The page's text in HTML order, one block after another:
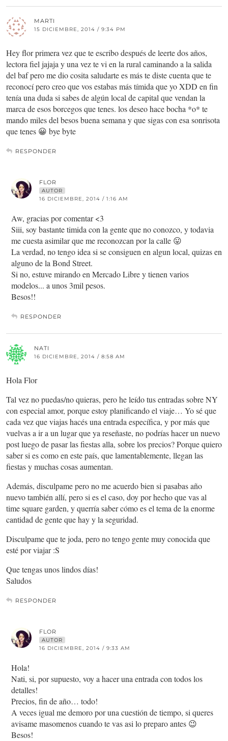
MARTI
15 DICIEMBRE, 2014 / 9:34 PM
Hey flor primera vez que te escribo después de leerte dos años,
lectora fiel jajaja y una vez te vi en la rural caminando a la salida
del baf pero me dio cosita saludarte es más te diste cuenta que te
reconocí pero creo que vos estabas más tímida que yo XDD en fin
tenía una duda si sabes de algún local de capital que vendan la
marca de esos borcegos que tenes. los deseo hace bocha *o* te
mando miles del besos buena semana y que sigas con esa sonrisota
que tenes 😀 bye byte
RESPONDER
FLOR
AUTOR
16 DICIEMBRE, 2014 / 1:16 AM
Aw, gracias por comentar <3
Siii, soy bastante timida con la gente que no conozco, y todavia
me cuesta asimilar que me reconozcan por la calle 😛
La verdad, no tengo idea si se consiguen en algun local, quizas en
alguno de la Bond Street.
Si no, estuve mirando en Mercado Libre y tienen varios
modelos... a unos 3mil pesos.
Besos!!
RESPONDER
NATI
16 DICIEMBRE, 2014 / 8:58 AM
Hola Flor
Tal vez no puedas/no quieras, pero he leído tus entradas sobre NY
con especial amor, porque estoy planificando el viaje… Yo sé que
cada vez que viajas hacés una entrada específica, y por más que
vuelvas a ir a un lugar que ya reseñaste, no podrías hacer un nuevo
post luego de pasar las fiestas alla, sobre los precios? Porque quiero
saber si es como en este país, que lamentablemente, llegan las
fiestas y muchas cosas aumentan.
Además, disculpame pero no me acuerdo bien si pasabas año
nuevo también allí, pero si es el caso, doy por hecho que vas al
time square garden, y querría saber cómo es el tema de la enorme
cantidad de gente que hay y la seguridad.
Disculpame que te joda, pero no tengo gente muy conocida que
esté por viajar :S
Que tengas unos lindos días!
Saludos
RESPONDER
FLOR
AUTOR
16 DICIEMBRE, 2014 / 9:33 AM
Hola!
Nati, si, por supuesto, voy a hacer una entrada con todos los
detalles!
Precios, fin de año… todo!
A veces igual me demoro por una cuestión de tiempo, si queres
avisame masomenos cuando te vas asi lo preparo antes 😉
Besos!